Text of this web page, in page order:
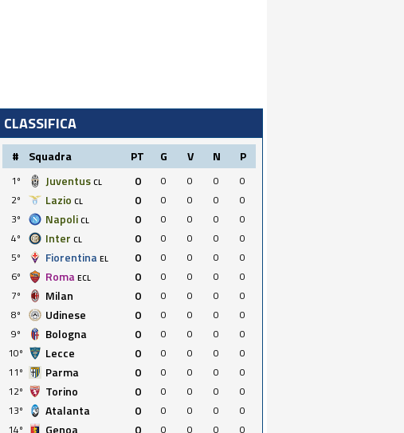
CLASSIFICA
# Squadra PT G V N P
1º Juventus CL 0 0 0 0
0
2º
Lazio CL 0 0 0 0
0
3º
Napoli CL 0 0 0 0
0
4º
Inter CL 0 0 0 0
0
5º
Fiorentina EL 0 0 0 0
0
6º
Roma ECL 0 0 0 0
0
7º
Milan 0 0 0 0
0
8º
Udinese 0 0 0 0
0
9º
Bologna 0 0 0 0
0
10º
Lecce 0 0 0 0
0
11º
Parma 0 0 0 0
0
12º
Torino 0 0 0 0
0
13º
Atalanta 0 0 0 0
0
14º
Genoa 0 0 0 0 0